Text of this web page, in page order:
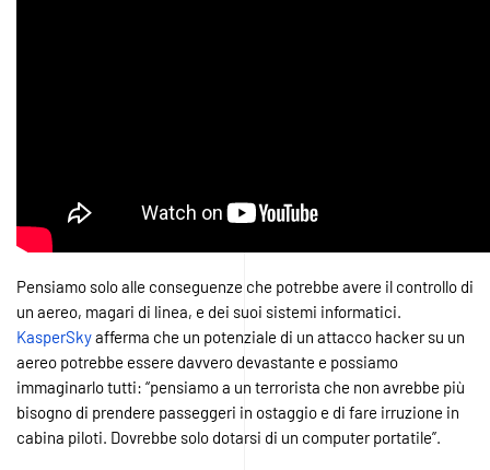
Pensiamo solo alle conseguenze che potrebbe avere il controllo di
un aereo, magari di linea, e dei suoi sistemi informatici.
KasperSkyafferma che un potenziale di un attacco hacker su un
aereo potrebbe essere davvero devastante e possiamo
immaginarlo tutti: “pensiamo a un terrorista che non avrebbe più
bisogno di prendere passeggeri in ostaggio e di fare irruzione in
cabina piloti. Dovrebbe solo dotarsi di un computer portatile”.